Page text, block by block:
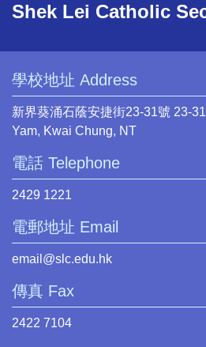
Shek Lei Catholic
學校地址 Address
新界葵涌石蔭安捷街23-31號 23-
Yam, Kwai Chung, NT
電話 Telephone
2429 1221
電郵地址 Email
email@slc.edu.hk
傳真 Fax
2422 7104